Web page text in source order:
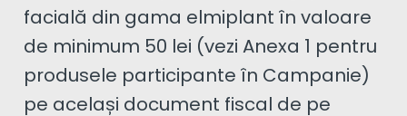
facială din gama elmiplant în valoare
de minimum 50 lei (vezi Anexa 1 pentru
produsele participante în Campanie)
pe același document fiscal de pe